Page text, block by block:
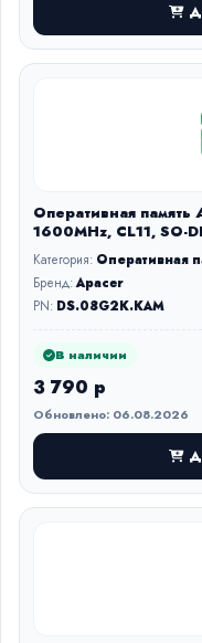
Оперативная память
1600MHz, CL11, SO-
Категория: Оперативная
Бренд:Apacer
PN: DS.08G2K.KAM
В наличии
3 790 р
Обновлено: 06.08.2026